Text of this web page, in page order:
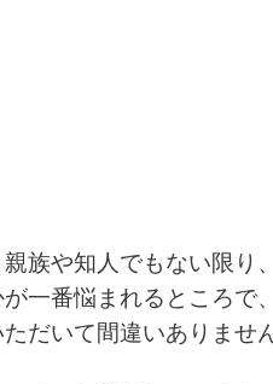
親族や知人でもない限り
一番悩まれるところで、
だいて間違いありません